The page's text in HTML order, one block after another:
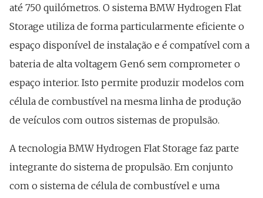
até 750 quilómetros. O sistema BMW Hydrogen Flat
Storage utiliza de forma particularmente eficiente o
espaço disponível de instalação e é compatível com a
bateria de alta voltagem Gen6 sem comprometer o
espaço interior. Isto permite produzir modelos com
célula de combustível na mesma linha de produção
de veículos com outros sistemas de propulsão.
A tecnologia BMW Hydrogen Flat Storage faz parte
integrante do sistema de propulsão. Em conjunto
com o sistema de célula de combustível e uma